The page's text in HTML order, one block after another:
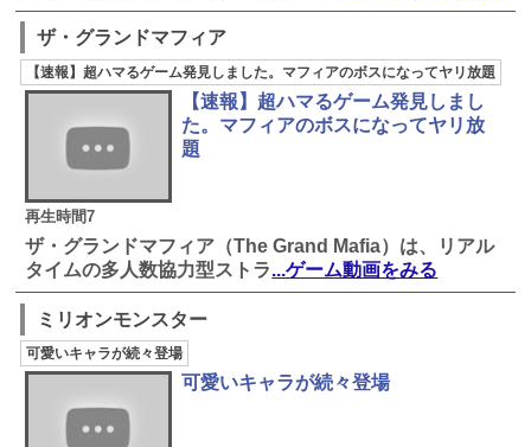
ザ・グランドマフィア
【速報】超ハマるゲーム発見しました。マフィアのボスになってヤリ放題
再生時間7
【速報】超ハマるゲーム発見しまし
た。マフィアのボスになってヤリ放
題
ザ・グランドマフィア（The Grand Mafia）は、リアル
タイムの多人数協力型ストラ...ゲーム動画をみる
ミリオンモンスター
可愛いキャラが続々登場
可愛いキャラが続々登場